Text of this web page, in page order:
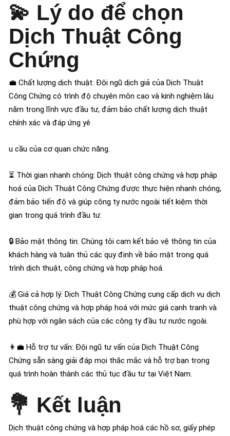
💫 Lý do để chọn
Dịch Thuật Công
Chứng
💼 Chất lượng dịch thuật: Đội ngũ dịch giả của Dịch Thuật
Công Chứng có trình độ chuyên môn cao và kinh nghiệm lâu
năm trong lĩnh vực đầu tư, đảm bảo chất lượng dịch thuật
chính xác và đáp ứng yê
u cầu của cơ quan chức năng.
⏳ Thời gian nhanh chóng: Dịch thuật công chứng và hợp pháp
hoá của Dịch Thuật Công Chứng được thực hiện nhanh chóng,
đảm bảo tiến độ và giúp công ty nước ngoài tiết kiệm thời
gian trong quá trình đầu tư.
🔒 Bảo mật thông tin: Chúng tôi cam kết bảo vệ thông tin của
khách hàng và tuân thủ các quy định về bảo mật trong quá
trình dịch thuật, công chứng và hợp pháp hoá.
💰 Giá cả hợp lý: Dịch Thuật Công Chứng cung cấp dịch vụ dịch
thuật công chứng và hợp pháp hoá với mức giá cạnh tranh và
phù hợp với ngân sách của các công ty đầu tư nước ngoài.
👩‍💼 Hỗ trợ tư vấn: Đội ngũ tư vấn của Dịch Thuật Công
Chứng sẵn sàng giải đáp mọi thắc mắc và hỗ trợ bạn trong
quá trình hoàn thành các thủ tục đầu tư tại Việt Nam.
💐 Kết luận
Dịch thuật công chứng và hợp pháp hoá các hồ sơ, giấy phép